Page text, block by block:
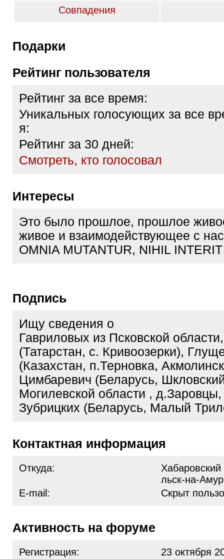
Совпадения
Подарки
Рейтинг пользователя
Рейтинг за все время:
Уникальных голосующих за все
я:
Рейтинг за 30 дней:
Cмотреть, кто голосовал
Интересы
Это было прошлое, прошлое
живое и взаимодействующее с
OMNIA MUTANTUR, NIHIL INTERIT
Подпись
Ищу сведения о
Гавриловых из Псковской
(Татарстан, с. Кривоозерки),
(Казахстан, п.Терновка,
Цимбаревич (Беларусь,
Могилевской области ,
Зубрицких (Беларусь, Малый
Контактная информация
Откуда:
льск-на-
E-mail:
Скрыт
Активность на форуме
Регистрация: 23 октября